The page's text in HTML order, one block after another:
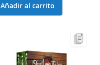
Añadir al carrito